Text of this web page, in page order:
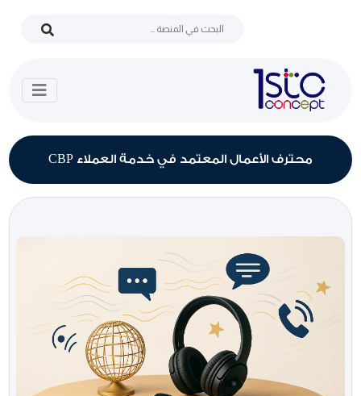
محترف الأعمال المعتمد في خدمة العملاء CBP